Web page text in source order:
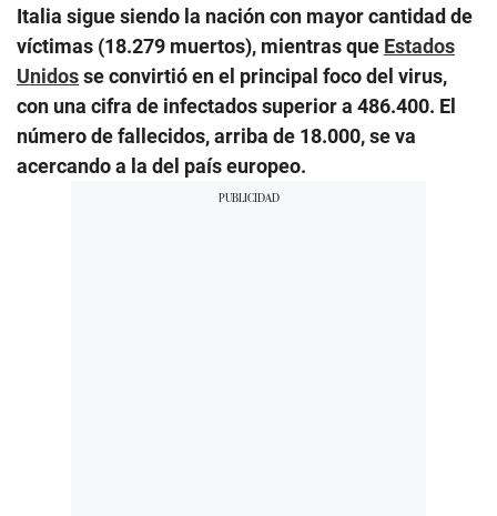
Italia sigue siendo la nación con mayor cantidad de
víctimas (18.279 muertos), mientras que Estados
Unidosse convirtió en el principal foco del virus,
con una cifra de infectados superior a 486.400. El
número de fallecidos, arriba de 18.000, se va
acercando a la del país europeo.